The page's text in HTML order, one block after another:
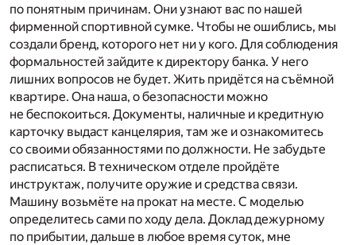
по понятным причинам. Они узнают вас по нашей
фирменной спортивной сумке. Чтобы не ошиблись, мы
создали бренд, которого нет ни у кого. Для соблюдения
формальностей зайдите к директору банка. У него
лишних вопросов не будет. Жить придётся на съёмной
квартире. Она наша, о безопасности можно
не беспокоиться. Документы, наличные и кредитную
карточку выдаст канцелярия, там же и ознакомитесь
со своими обязанностями по должности. Не забудьте
расписаться. В техническом отделе пройдёте
инструктаж, получите оружие и средства связи.
Машину возьмёте на прокат на месте. С моделью
определитесь сами по ходу дела. Доклад дежурному
по прибытии, дальше в любое время суток, мне